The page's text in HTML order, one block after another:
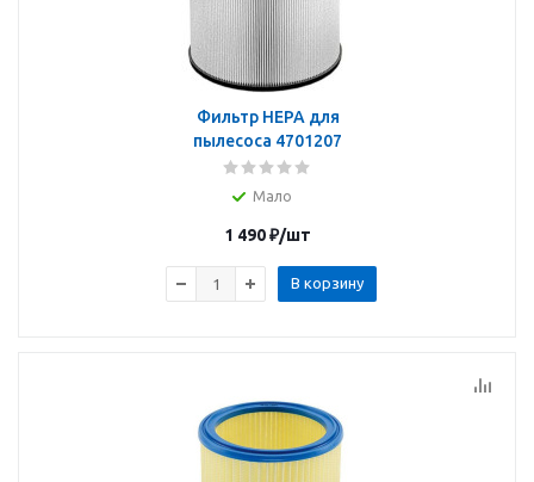
Фильтр НЕРА для
пылесоса 4701207
Мало
1 490₽/шт
В корзину